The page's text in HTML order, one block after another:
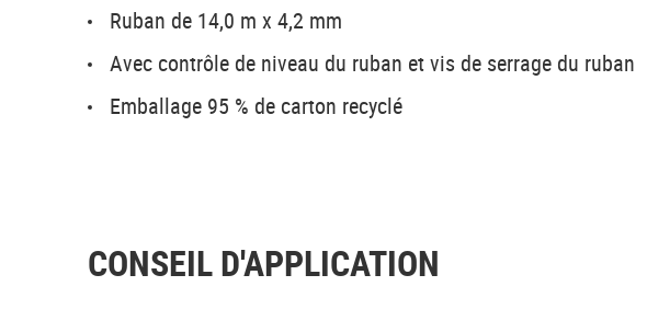
Ruban de 14,0 m x 4,2 mm
Avec contrôle de niveau du ruban et vis de serrage du ruban
Emballage 95 % de carton recyclé
CONSEIL D'APPLICATION